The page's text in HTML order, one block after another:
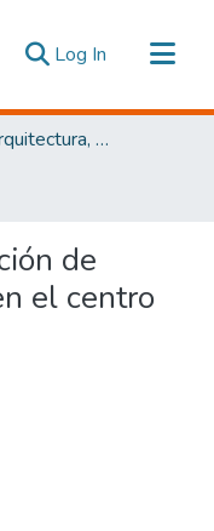
Log In (current)
Facultad de Arquitectura, Artes y Diseño
de
el centro